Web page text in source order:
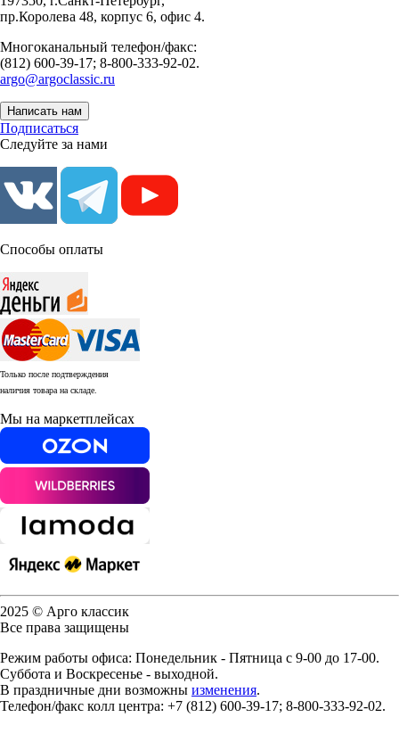
пр.Королева 48, корпус 6, офис 4.
Многоканальный телефон/факс:
(812) 600-39-17; 8-800-333-92-02.
argo@argoclassic.ru
Написать нам
Подписаться
Следуйте за нами
Способы оплаты
Только после подтверждения
наличия товара на складе.
Мы на маркетплейсах
2025 © Арго классик
Все права защищены
Режим работы офиса: Понедельник - Пятница с 9-00 до 17-00.
Суббота и Воскресенье - выходной.
В праздничные дни возможны изменения.
Телефон/факс колл центра: +7 (812) 600-39-17; 8-800-333-92-02.